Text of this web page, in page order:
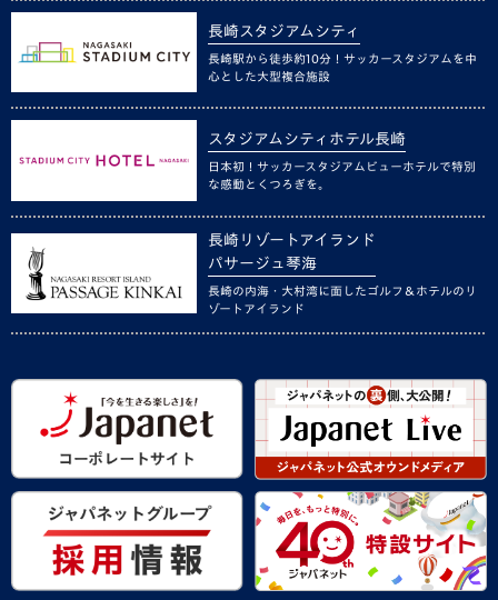
長崎スタジアムシティ
長崎駅から徒歩約10分！サッカースタジアムを中
心とした大型複合施設
スタジアムシティホテル長崎
日本初！サッカースタジアムビューホテルで特別
な感動とくつろぎを。
長崎リゾートアイランド
パサージュ琴海
長崎の内海・大村湾に面したゴルフ＆ホテルのリ
ゾートアイランド